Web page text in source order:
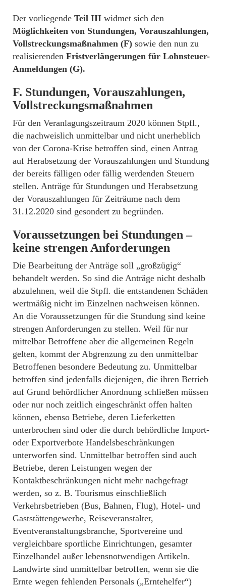
Der vorliegende Teil III widmet sich den
Möglichkeiten von Stundungen, Vorauszahlungen,
Vollstreckungsmaßnahmen (F) sowie den nun zu
realisierenden Fristverlängerungen für Lohnsteuer-
Anmeldungen (G).
F. Stundungen, Vorauszahlungen,
Vollstreckungsmaßnahmen
Für den Veranlagungszeitraum 2020 können Stpfl.,
die nachweislich unmittelbar und nicht unerheblich
von der Corona-Krise betroffen sind, einen Antrag
auf Herabsetzung der Vorauszahlungen und Stundung
der bereits fälligen oder fällig werdenden Steuern
stellen. Anträge für Stundungen und Herabsetzung
der Vorauszahlungen für Zeiträume nach dem
31.12.2020 sind gesondert zu begründen.
Voraussetzungen bei Stundungen –
keine strengen Anforderungen
Die Bearbeitung der Anträge soll „großzügig“
behandelt werden. So sind die Anträge nicht deshalb
abzulehnen, weil die Stpfl. die entstandenen Schäden
wertmäßig nicht im Einzelnen nachweisen können.
An die Voraussetzungen für die Stundung sind keine
strengen Anforderungen zu stellen. Weil für nur
mittelbar Betroffene aber die allgemeinen Regeln
gelten, kommt der Abgrenzung zu den unmittelbar
Betroffenen besondere Bedeutung zu. Unmittelbar
betroffen sind jedenfalls diejenigen, die ihren Betrieb
auf Grund behördlicher Anordnung schließen müssen
oder nur noch zeitlich eingeschränkt offen halten
können, ebenso Betriebe, deren Lieferketten
unterbrochen sind oder die durch behördliche Import-
oder Exportverbote Handelsbeschränkungen
unterworfen sind. Unmittelbar betroffen sind auch
Betriebe, deren Leistungen wegen der
Kontaktbeschränkungen nicht mehr nachgefragt
werden, so z. B. Tourismus einschließlich
Verkehrsbetrieben (Bus, Bahnen, Flug), Hotel- und
Gaststättengewerbe, Reiseveranstalter,
Eventveranstaltungsbranche, Sportvereine und
vergleichbare sportliche Einrichtungen, gesamter
Einzelhandel außer lebensnotwendigen Artikeln.
Landwirte sind unmittelbar betroffen, wenn sie die
Ernte wegen fehlenden Personals („Erntehelfer“)